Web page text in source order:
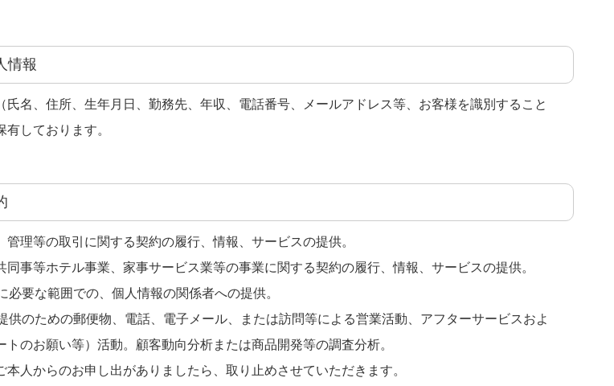
情報
氏名、住所、生年月日、勤務先、年収、電話番号、メールアドレス等、お客様を識別すること
しております。
理等の取引に関する契約の履行、情報、サービスの提供。
事等ホテル事業、家事サービス業等の事業に関する契約の履行、情報、サービスの提供。
必要な範囲での、個人情報の関係者への提供。
供のための郵便物、電話、電子メール、または訪問等による営業活動、アフターサービスおよ
のお願い等）活動。顧客動向分析または商品開発等の調査分析。
人からのお申し出がありましたら、取り止めさせていただきます。